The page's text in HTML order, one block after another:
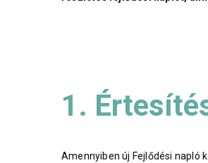
1.
Amennyiben új Fejlődési napló